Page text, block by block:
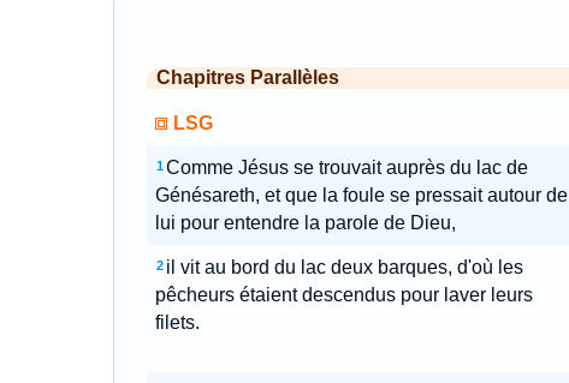
Chapitres Parallèles
LSG
1 Comme Jésus se trouvait auprès du lac de
Génésareth, et que la foule se pressait autour de
lui pour entendre la parole de Dieu,
2 il vit au bord du lac deux barques, d'où les
pêcheurs étaient descendus pour laver leurs
filets.